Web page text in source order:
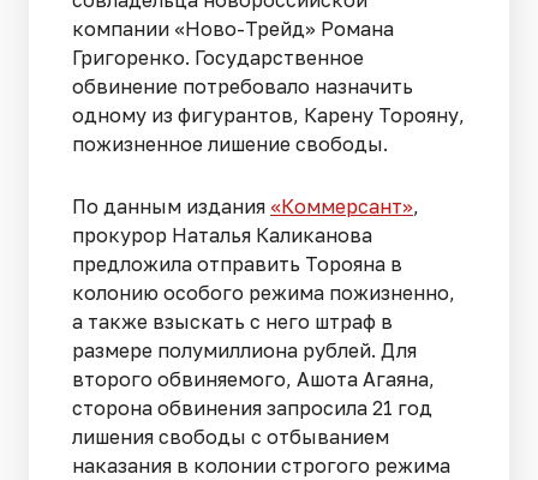
компании «Ново-Трейд» Романа
Григоренко. Государственное
обвинение потребовало назначить
одному из фигурантов, Карену Торояну,
пожизненное лишение свободы.
По данным издания «Коммерсант»,
прокурор Наталья Каликанова
предложила отправить Торояна в
колонию особого режима пожизненно,
а также взыскать с него штраф в
размере полумиллиона рублей. Для
второго обвиняемого, Ашота Агаяна,
сторона обвинения запросила 21 год
лишения свободы с отбыванием
наказания в колонии строгого режима